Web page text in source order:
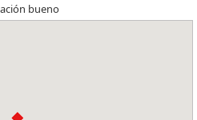
bueno